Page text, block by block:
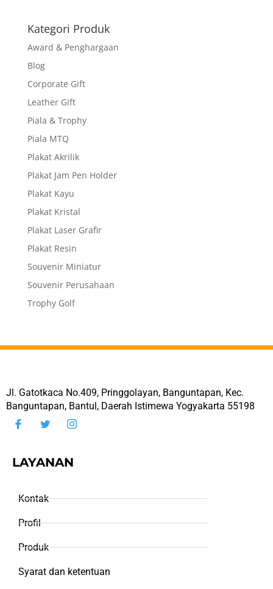
Kategori Produk
Award & Penghargaan
Blog
Corporate Gift
Leather Gift
Piala & Trophy
Piala MTQ
Plakat Akrilik
Plakat Jam Pen Holder
Plakat Kayu
Plakat Kristal
Plakat Laser Grafir
Plakat Resin
Souvenir Miniatur
Souvenir Perusahaan
Trophy Golf
Jl. Gatotkaca No.409, Pringgolayan, Banguntapan, Kec.
Banguntapan, Bantul, Daerah Istimewa Yogyakarta 55198
LAYANAN
Kontak
Profil
Produk
Syarat dan ketentuan